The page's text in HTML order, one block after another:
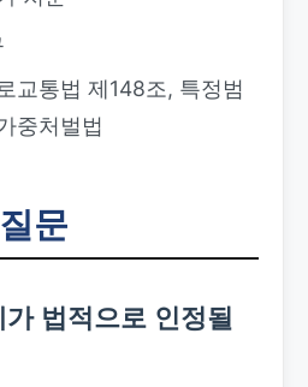
교통법 제148조, 특정범
중처벌법
질문
법적으로 인정될